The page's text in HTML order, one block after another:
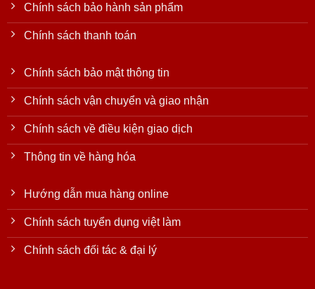
Chính sách bảo hành sản phẩm
Chính sách thanh toán
Chính sách bảo mật thông tin
Chính sách vận chuyển và giao nhận
Chính sách về điều kiện giao dịch
Thông tin về hàng hóa
Hướng dẫn mua hàng online
Chính sách tuyển dụng việt làm
Chính sách đối tác & đại lý